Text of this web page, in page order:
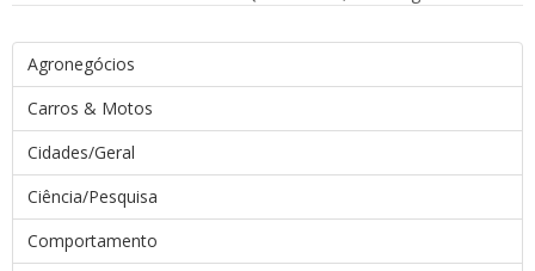
Agronegócios
Carros & Motos
Cidades/Geral
Ciência/Pesquisa
Comportamento